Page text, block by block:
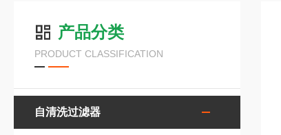
产品分类
PRODUCT CLASSIFICATION
自清洗过滤器